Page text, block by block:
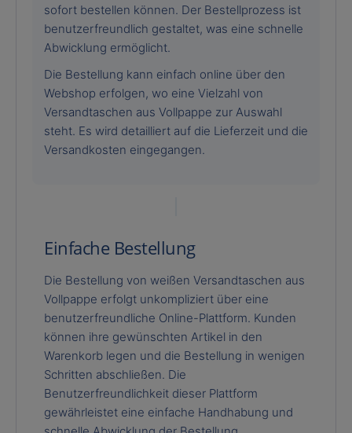
sofort bestellen können. Der Bestellprozess ist
benutzerfreundlich gestaltet, was eine schnelle
Abwicklung ermöglicht.
Die Bestellung kann einfach online über den
Webshop erfolgen, wo eine Vielzahl von
Versandtaschen aus Vollpappe zur Auswahl
steht. Es wird detailliert auf die Lieferzeit und die
Versandkosten eingegangen.
Einfache Bestellung
Die Bestellung von weißen Versandtaschen aus
Vollpappe erfolgt unkompliziert über eine
benutzerfreundliche Online-Plattform. Kunden
können ihre gewünschten Artikel in den
Warenkorb legen und die Bestellung in wenigen
Schritten abschließen. Die
Benutzerfreundlichkeit dieser Plattform
gewährleistet eine einfache Handhabung und